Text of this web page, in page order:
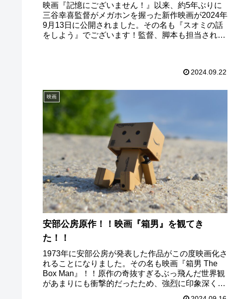
映画『記憶にございません！』以来、約5年ぶりに
三谷幸喜監督がメガホンを握った新作映画が2024年
9月13日に公開されました。その名も『スオミの話
をしよう』でございます！監督、脚本も担当された
2024.09.22
映画
安部公房原作！！映画『箱男』を観てき
た！！
1973年に安部公房が発表した作品がこの度映画化さ
れることになりました。その名も映画『箱男 The
Box Man』！！原作の奇抜すぎるぶっ飛んだ世界観
があまりにも衝撃的だったため、強烈に印象深く残